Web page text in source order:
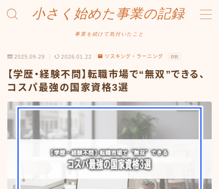
小さく始めた事業の記録
事業を続けて気付いたこと
Amazonせどり
トラブル事例
フリマ物販
Yahoo出品
メルカリ販売
2025.09.29 2026.01.22 リスキング・ラーニング PR
【学歴・経験不問】転職市場で“無双”できる、
コスパ最強の国家資格3選